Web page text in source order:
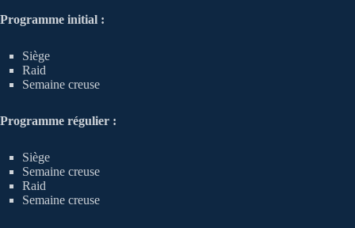
Programme initial :
Siège
Raid
Semaine creuse
Programme régulier :
Siège
Semaine creuse
Raid
Semaine creuse